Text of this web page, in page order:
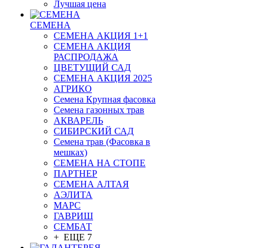
Лучшая цена
СЕМЕНА
СЕМЕНА АКЦИЯ 1+1
СЕМЕНА АКЦИЯ
РАСПРОДАЖА
ЦВЕТУЩИЙ САД
СЕМЕНА АКЦИЯ 2025
АГРИКО
Семена Крупная фасовка
Семена газонных трав
АКВАРЕЛЬ
СИБИРСКИЙ САД
Семена трав (Фасовка в
мешках)
СЕМЕНА НА СТОПЕ
ПАРТНЕР
СЕМЕНА АЛТАЯ
АЭЛИТА
МАРС
ГАВРИШ
СЕМБАТ
+ ЕЩЕ 7